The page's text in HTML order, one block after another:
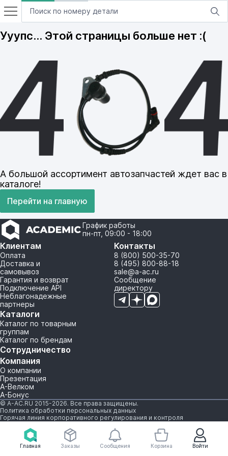
Главная Войти
Заказы Сообщения Корзина
Ууупс… Этой страницы больше нет :(
А большой ассортимент автозапчастей ждет вас в
каталоге!
Перейти на главную
График работы
пн-пт, 09:00 - 18:00
Клиентам
Оплата
Доставка и
самовывоз
Гарантия и возврат
Подключение API
Неблагонадежные
партнеры
Каталоги
Каталог по товарным
группам
Каталог по брендам
Сотрудничество
Компания
О компании
Презентация
А-Велком
А-Бонус
Контакты
8 (800) 500-35-70
8 (495) 800-88-18
sale@a-ac.ru
Сообщение
директору
© A-AC.RU 2015-2026. Все права защищены.
Политика обработки персональных данных
Горячая линия корпоративного регулирования и контроля